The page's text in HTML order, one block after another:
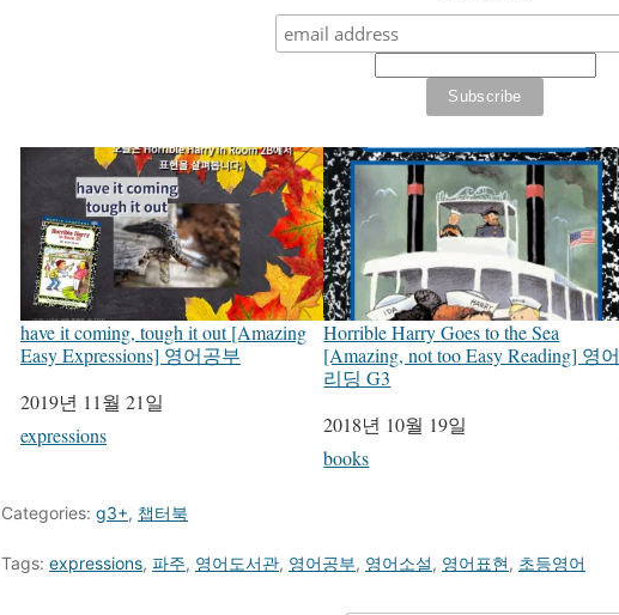
have it coming, tough it out [Amazing
Easy Expressions] 영어공부
일자
2019년 11월 21일
관련 항목
expressions
Horrible Harry Goes to the Sea
[Amazing, not too Easy Reading] 영어
리딩 G3
일자
2018년 10월 19일
관련 항목
books
Categories: g3+, 챕터북
Tags: expressions, 파주, 영어도서관, 영어공부, 영어소설, 영어표현, 초등영어